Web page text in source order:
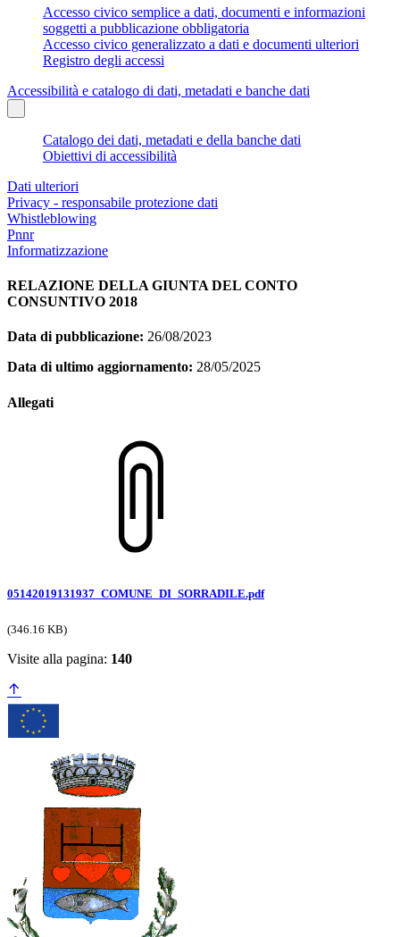
Accesso civico semplice a dati, documenti e informazioni
soggetti a pubblicazione obbligatoria
Accesso civico generalizzato a dati e documenti ulteriori
Registro degli accessi
Accessibilità e catalogo di dati, metadati e banche dati
Catalogo dei dati, metadati e della banche dati
Obiettivi di accessibilità
Dati ulteriori
Privacy - responsabile protezione dati
Whistleblowing
Pnnr
Informatizzazione
RELAZIONE DELLA GIUNTA DEL CONTO
CONSUNTIVO 2018
Data di pubblicazione: 26/08/2023
Data di ultimo aggiornamento: 28/05/2025
Allegati
05142019131937_COMUNE_DI_SORRADILE.pdf
(346.16 KB)
Visite alla pagina: 140